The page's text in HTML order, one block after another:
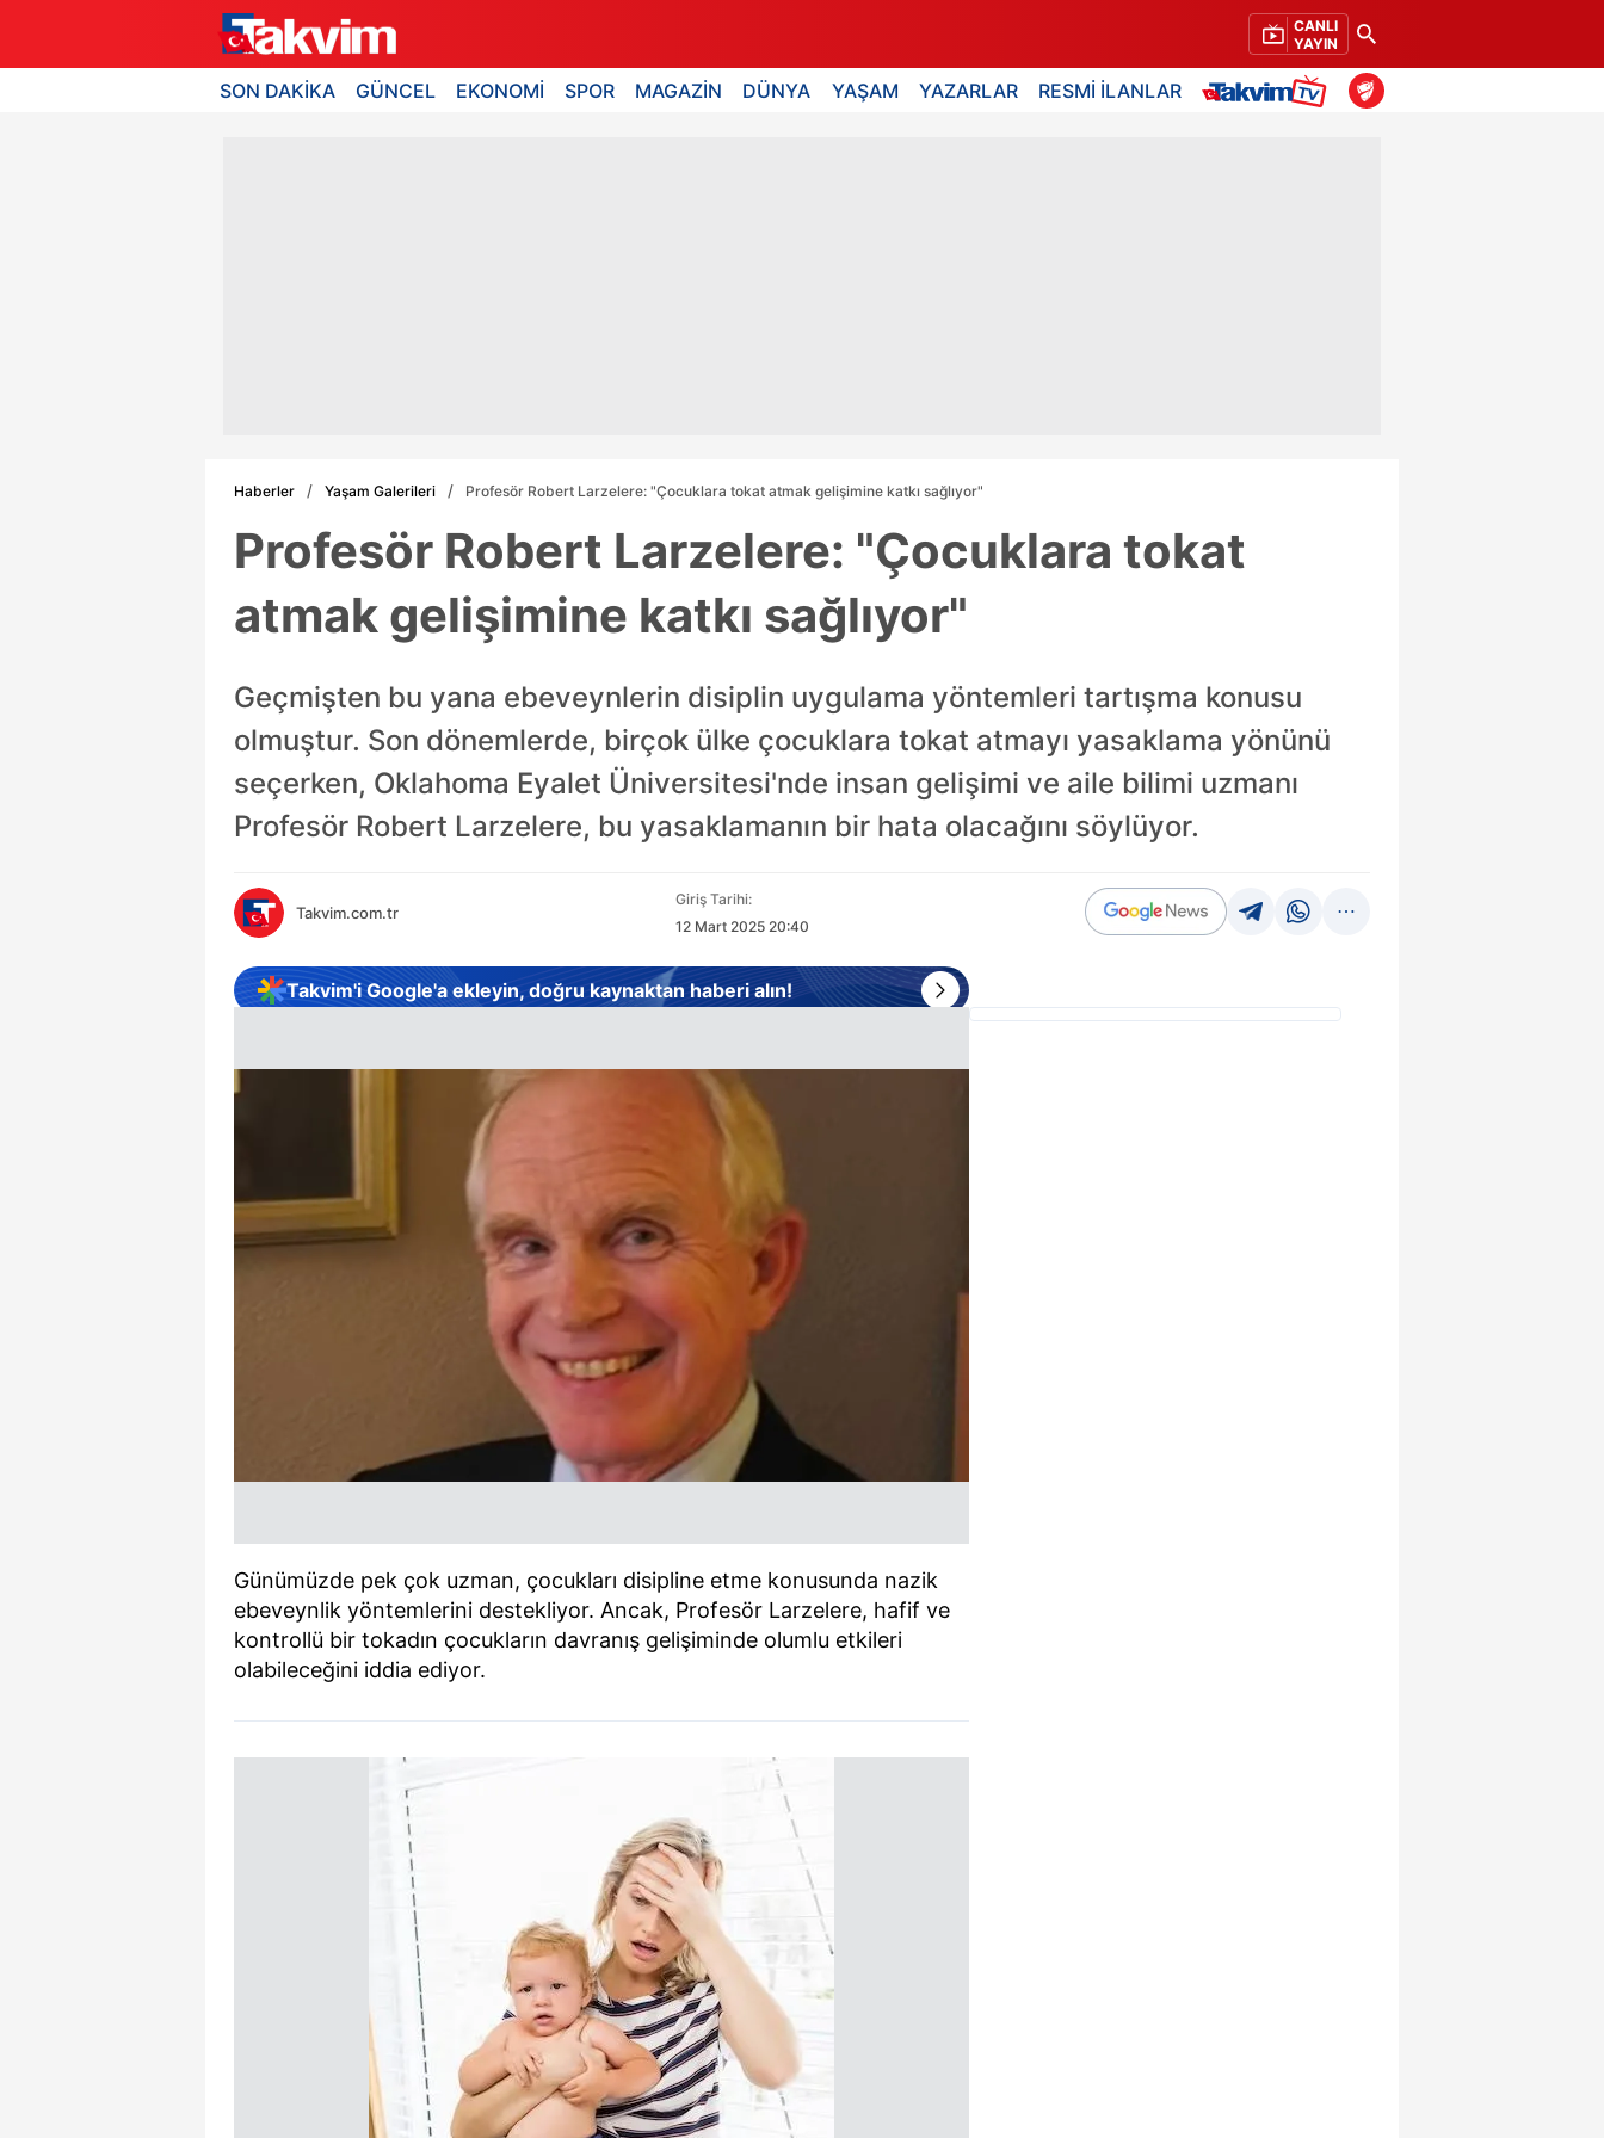
CANLI
YAYIN
SON DAKİKA GÜNCEL EKONOMİ SPOR MAGAZİN DÜNYA YAŞAM YAZARLAR RESMİ İLANLAR
Haberler Yaşam Galerileri Profesör Robert Larzelere: "Çocuklara tokat atmak gelişimine katkı sağlıyor"
Profesör Robert Larzelere: "Çocuklara tokat
atmak gelişimine katkı sağlıyor"
Geçmişten bu yana ebeveynlerin disiplin uygulama yöntemleri tartışma konusu
olmuştur. Son dönemlerde, birçok ülke çocuklara tokat atmayı yasaklama yönünü
seçerken, Oklahoma Eyalet Üniversitesi'nde insan gelişimi ve aile bilimi uzmanı
Profesör Robert Larzelere, bu yasaklamanın bir hata olacağını söylüyor.
Takvim.com.tr
Giriş Tarihi:
12 Mart 2025 20:40
Takvim'i Google'a ekleyin, doğru kaynaktan haberi alın!
Günümüzde pek çok uzman, çocukları disipline etme konusunda nazik
ebeveynlik yöntemlerini destekliyor. Ancak, Profesör Larzelere, hafif ve
kontrollü bir tokadın çocukların davranış gelişiminde olumlu etkileri
olabileceğini iddia ediyor.